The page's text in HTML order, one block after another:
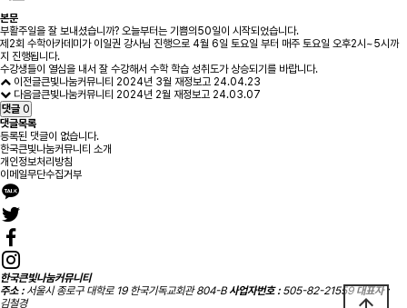
본문
부활주일을 잘 보내셨습니까? 오늘부터는 기쁨의50일이 시작되었습니다.
제2회 수학아카데미가 이일권 강사님 진행으로 4월 6일 토요일 부터 매주 토요일 오후2시~5시까
지 진행됩니다.
수강생들이 열심을 내서 잘 수강해서 수학 학습 성취도가 상승되기를 바랍니다.
이전글큰빛나눔커뮤니티 2024년 3월 재정보고 24.04.23
다음글큰빛나눔커뮤니티 2024년 2월 재정보고 24.03.07
댓글 0
댓글목록
등록된 댓글이 없습니다.
한국큰빛나눔커뮤니티 소개
개인정보처리방침
이메일무단수집거부
한국큰빛나눔커뮤니티
주소 : 서울시 종로구 대학로 19 한국기독교회관 804-B 사업자번호 : 505-82-21559 대표자 :
김철경